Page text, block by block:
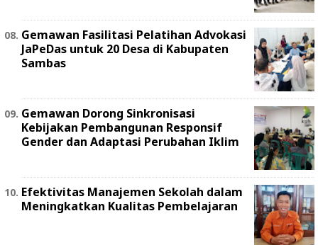
Gemawan Fasilitasi Pelatihan Advokasi
JaPeDas untuk 20 Desa di Kabupaten
Sambas
Gemawan Dorong Sinkronisasi
Kebijakan Pembangunan Responsif
Gender dan Adaptasi Perubahan Iklim
Efektivitas Manajemen Sekolah dalam
Meningkatkan Kualitas Pembelajaran